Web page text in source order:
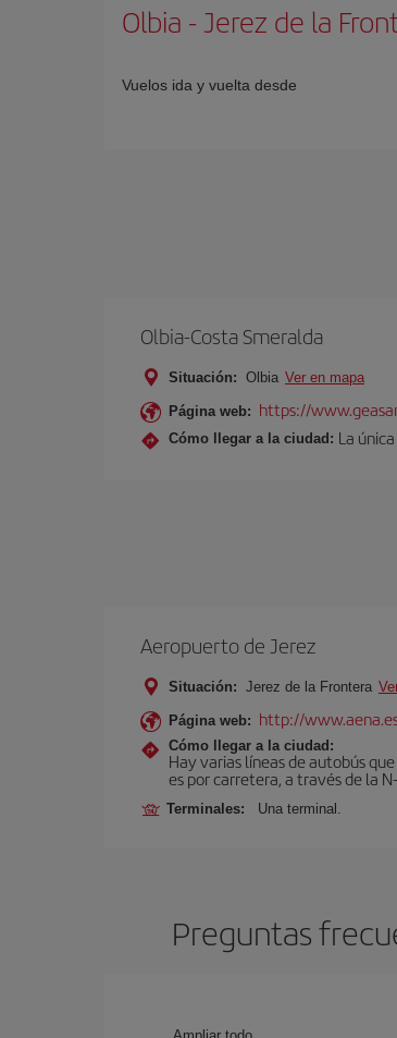
Olbia - Jerez de la
Vuelos ida y vuelta desde
Olbia-Costa Smeralda
Situación: Olbia Ver en mapa
Página web: https://
Cómo llegar a la ciudad: La
Aeropuerto de Jerez
Situación: Jerez de la Frontera
Página web: http://
Cómo llegar a la ciudad:
Hay varias líneas de autobús
es por carretera, a través de la
Terminales: Una terminal.
Preguntas